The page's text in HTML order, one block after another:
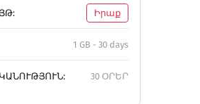
Իրաք
1 GB - 30 days
30 ՕՐԵՐ